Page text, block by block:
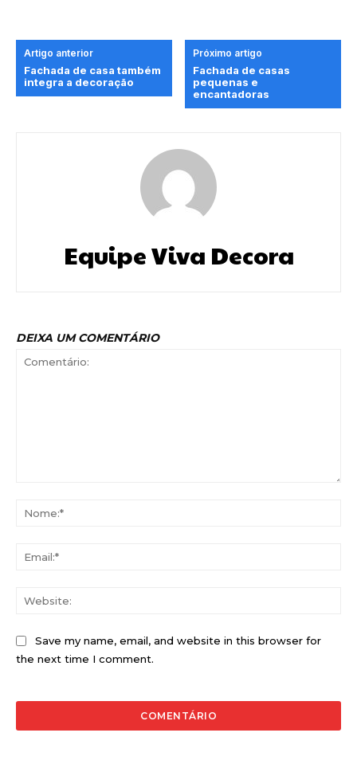
Artigo anterior
Fachada de casa também
integra a decoração
Próximo artigo
Fachada de casas
pequenas e
encantadoras
Equipe Viva Decora
DEIXA UM COMENTÁRIO
Save my name, email, and website in this browser for
the next time I comment.